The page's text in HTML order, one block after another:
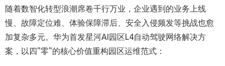
随着数智化转型浪潮席卷千行万业，企业遇到的业务上线
慢、故障定位难、体验保障滞后、安全入侵频发等挑战也愈
加复杂多元。华为首发星河AI园区L4自动驾驶网络解决方
案，以四"零"的核心价值重构园区运维范式：